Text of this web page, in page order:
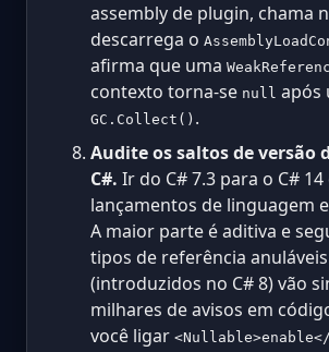
assembly de plugin, chama
descarrega o
afirma que uma
contexto torna-se null após
GC.Collect() .
Audite os saltos de versão
C#. Ir do C# 7.3 para o C# 14
lançamentos de linguagem
A maior parte é aditiva e
tipos de referência anuláveis
(introduzidos no C# 8) vão
milhares de avisos em
você ligar